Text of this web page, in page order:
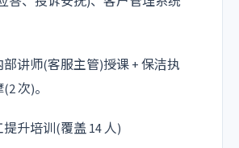
师(客服主管)授课 + 保洁执
次)。
升培训(覆盖 14 人)